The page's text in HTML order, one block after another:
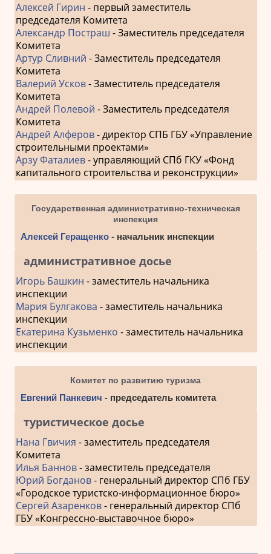
Алексей Гирин - первый заместитель
председателя Комитета
Александр Постраш - Заместитель председателя
Комитета
Артур Сливний - Заместитель председателя
Комитета
Валерий Усков- Заместитель председателя
Комитета
Андрей Полевой - Заместитель председателя
Комитета
Андрей Алферов- директор СПБ ГБУ «Управление
строительными проектами»
Арзу Фаталиев- управляющий СПб ГКУ «Фонд
капитального строительства и реконструкции»
Государственная административно-техническая
инспекция
Алексей Геращенко- начальник инспекции
административное досье
Игорь Башкин - заместитель начальника
инспекции
Мария Булгакова - заместитель начальника
инспекции
Екатерина Кузьменко - заместитель начальника
инспекции
Комитет по развитию туризма
Евгений Панкевич - председатель комитета
туристическое досье
Нана Гвичия - заместитель председателя
Комитета
Илья Баннов- заместитель председателя
Юрий Богданов- генеральный директор СПб ГБУ
«Городское туристско-информационное бюро»
Сергей Азаренков- генеральный директор СПб
ГБУ «Конгрессно-выставочное бюро»